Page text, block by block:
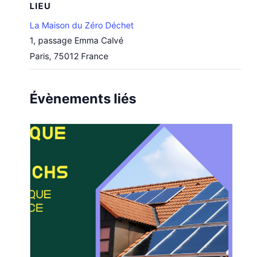
LIEU
La Maison du Zéro Déchet
1, passage Emma Calvé
Paris, 75012 France
Évènements liés